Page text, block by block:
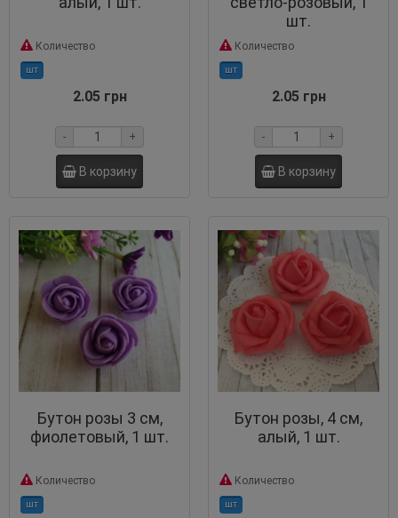
Количество
шт
2.05 грн
- +
В корзину
шт.
Количество
шт
2.05 грн
- +
В корзину
Бутон розы 3 см,
фиолетовый, 1 шт.
Количество
шт
Бутон розы, 4 см,
алый, 1 шт.
Количество
шт